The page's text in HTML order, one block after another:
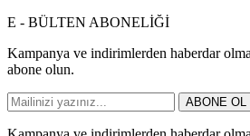
E - BÜLTEN ABONELİĞİ
Kampanya ve indirimlerden haberdar
abone olun.
ABONE OL